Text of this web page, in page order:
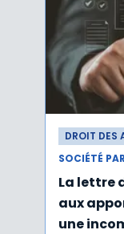
DROIT DES
SOCIÉTÉ
La lettre
aux
une